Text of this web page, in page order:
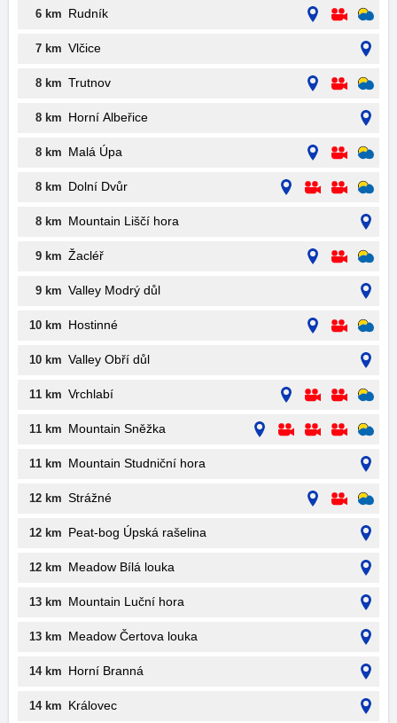
6 km Rudník
7 km Vlčice
8 km Trutnov
8 km Horní Albeřice
8 km Malá Úpa
8 km Dolní Dvůr
8 km Mountain Liščí hora
9 km Žacléř
9 km Valley Modrý důl
10 km Hostinné
10 km Valley Obří důl
11 km Vrchlabí
11 km Mountain Sněžka
11 km Mountain Studniční hora
12 km Strážné
12 km Peat-bog Úpská rašelina
12 km Meadow Bílá louka
13 km Mountain Luční hora
13 km Meadow Čertova louka
14 km Horní Branná
14 km Královec